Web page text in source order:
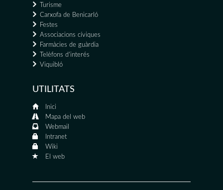
Turisme
Carxofa de Benicarló
Festes
Associacions cíviques
Farmàcies de guàrdia
Telèfons d'interés
Viquibló
UTILITATS
Inici
Mapa del web
Webmail
Intranet
Wiki
El web